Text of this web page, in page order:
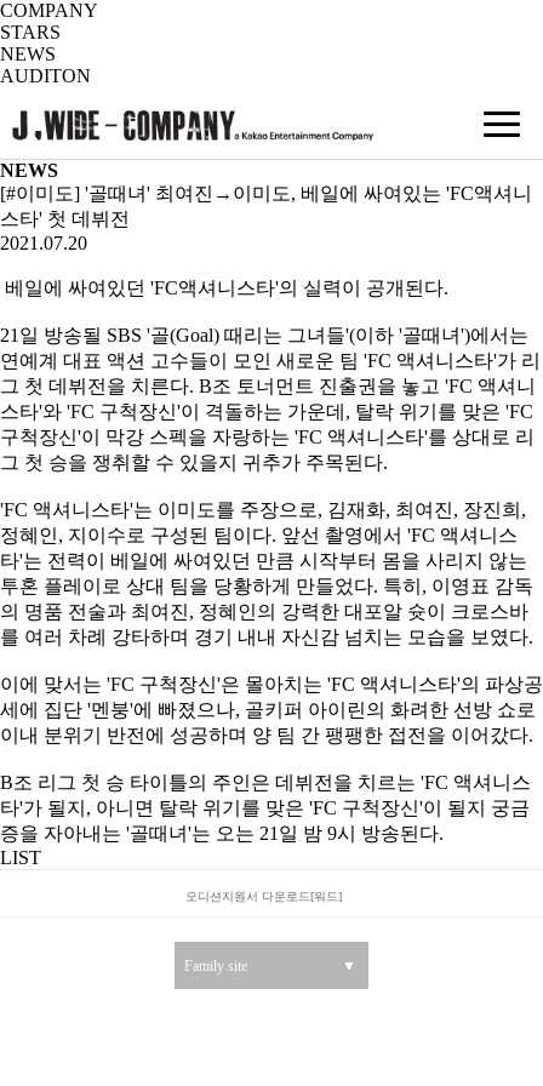
COMPANY
STARS
NEWS
AUDITON
NEWS
[#이미도] '골때녀' 최여진→이미도, 베일에 싸여있는 'FC액셔니
스타' 첫 데뷔전
2021.07.20
베일에 싸여있던 'FC액셔니스타'의 실력이 공개된다.
21일 방송될 SBS '골(Goal) 때리는 그녀들'(이하 '골때녀')에서는
연예계 대표 액션 고수들이 모인 새로운 팀 'FC 액셔니스타'가 리
그 첫 데뷔전을 치른다. B조 토너먼트 진출권을 놓고 'FC 액셔니
스타'와 'FC 구척장신'이 격돌하는 가운데, 탈락 위기를 맞은 'FC
구척장신'이 막강 스펙을 자랑하는 'FC 액셔니스타'를 상대로 리
그 첫 승을 쟁취할 수 있을지 귀추가 주목된다.
'FC 액셔니스타'는 이미도를 주장으로, 김재화, 최여진, 장진희,
정혜인, 지이수로 구성된 팀이다. 앞선 촬영에서 'FC 액셔니스
타'는 전력이 베일에 싸여있던 만큼 시작부터 몸을 사리지 않는
투혼 플레이로 상대 팀을 당황하게 만들었다. 특히, 이영표 감독
의 명품 전술과 최여진, 정혜인의 강력한 대포알 슛이 크로스바
를 여러 차례 강타하며 경기 내내 자신감 넘치는 모습을 보였다.
이에 맞서는 'FC 구척장신'은 몰아치는 'FC 액셔니스타'의 파상공
세에 집단 '멘붕'에 빠졌으나, 골키퍼 아이린의 화려한 선방 쇼로
이내 분위기 반전에 성공하며 양 팀 간 팽팽한 접전을 이어갔다.
B조 리그 첫 승 타이틀의 주인은 데뷔전을 치르는 'FC 액셔니스
타'가 될지, 아니면 탈락 위기를 맞은 'FC 구척장신'이 될지 궁금
증을 자아내는 '골때녀'는 오는 21일 밤 9시 방송된다.
LIST
오디션지원서 다운로드[워드]
Family site ▼